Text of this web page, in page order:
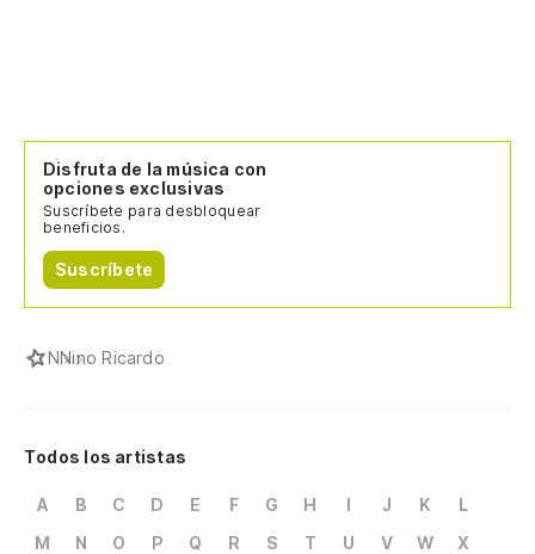
Disfruta de la música con
opciones exclusivas
Suscríbete para desbloquear
beneficios.
Suscríbete
NNino Ricardo
Todos los artistas
A B C D E F G H I J K
L
M
N O P Q R S T U V W
X